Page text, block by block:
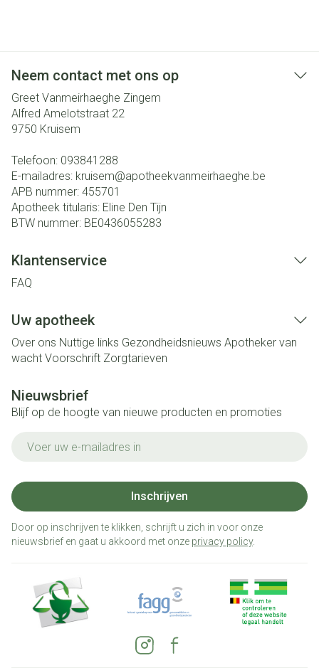
Neem contact met ons op
Greet Vanmeirhaeghe Zingem
Alfred Amelotstraat 22
9750 Kruisem
Telefoon: 093841288
E-mailadres: kruisem@apotheekvanmeirhaeghe.be
APB nummer: 455701
Apotheek titularis: Eline Den Tijn
BTW nummer: BE0436055283
Klantenservice
FAQ
Uw apotheek
Over ons Nuttige links Gezondheidsnieuws Apotheker van
wacht Voorschrift Zorgtarieven
Nieuwsbrief
Blijf op de hoogte van nieuwe producten en promoties
Inschrijven
Door op inschrijven te klikken, schrijft u zich in voor onze
nieuwsbrief en gaat u akkoord met onze privacy policy.